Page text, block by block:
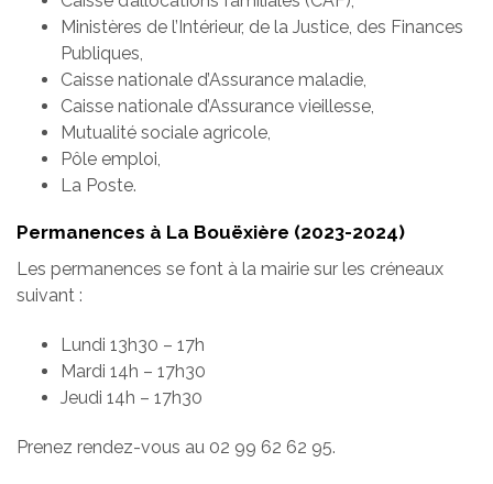
Ministères de l’Intérieur, de la Justice, des Finances
Publiques,
Caisse nationale d’Assurance maladie,
Caisse nationale d’Assurance vieillesse,
Mutualité sociale agricole,
Pôle emploi,
La Poste.
Permanences à La Bouëxière (2023-2024)
Les permanences se font à la mairie sur les créneaux
suivant :
Lundi 13h30 – 17h
Mardi 14h – 17h30
Jeudi 14h – 17h30
Prenez rendez-vous au 02 99 62 62 95.